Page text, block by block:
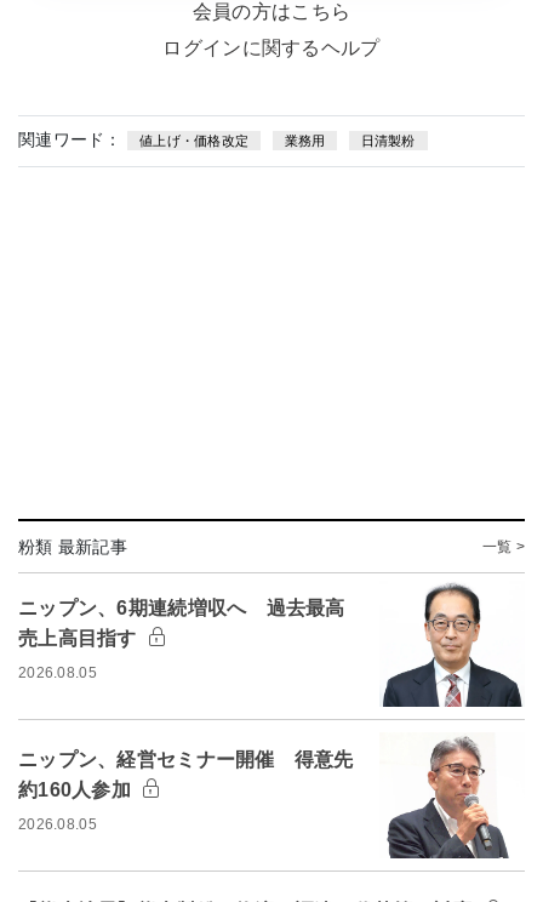
会員の方はこちら
ログインに関するヘルプ
関連ワード： 値上げ・価格改定 業務用 日清製粉
粉類 最新記事 一覧 >
ニップン、6期連続増収へ 過去最高
売上高目指す
2026.08.05
ニップン、経営セミナー開催 得意先
約160人参加
2026.08.05